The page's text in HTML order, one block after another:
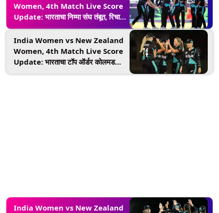
Women, 4th Match Live Score
Update: भारताचा निम्मा संघ तंबूत, रिचा
घोष 12 धावा करुन बाद
India Women vs New Zealand
Women, 4th Match Live Score
Update: भारताचा टॉप ऑर्डर कोलमडला,
India Women vs New Zealand